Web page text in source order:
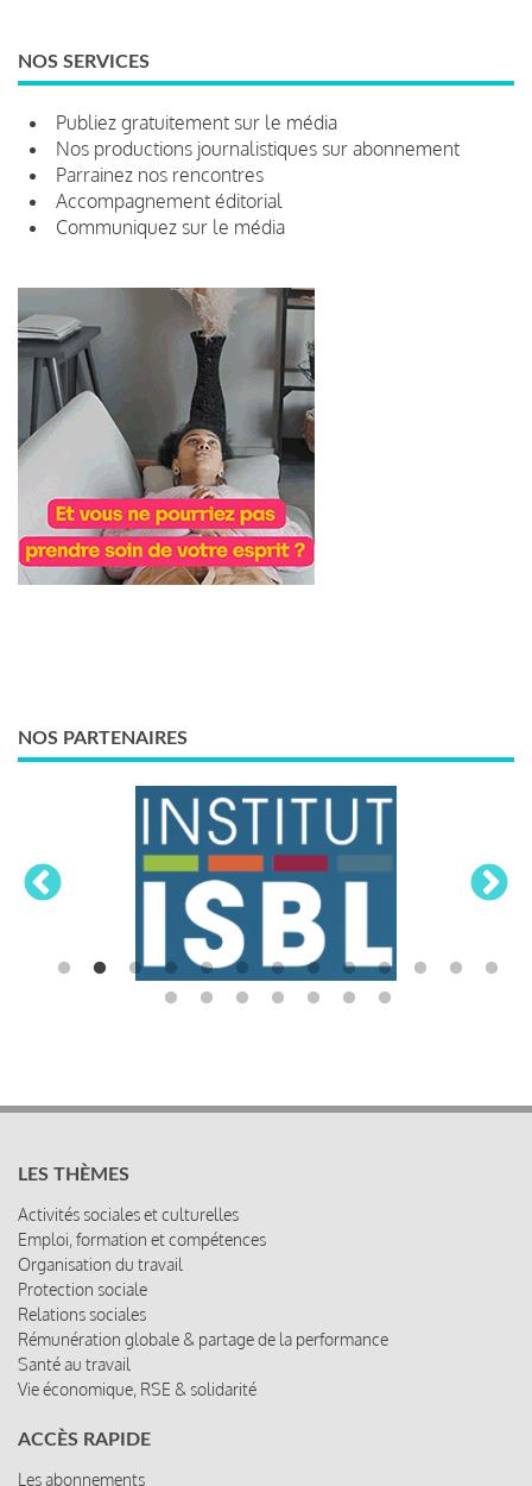
NOS SERVICES
Publiez gratuitement sur le média
Nos productions journalistiques sur abonnement
Parrainez nos rencontres
Accompagnement éditorial
Communiquez sur le média
NOS PARTENAIRES
LES THÈMES
Activités sociales et culturelles
Emploi, formation et compétences
Organisation du travail
Protection sociale
Relations sociales
Rémunération globale & partage de la performance
Santé au travail
Vie économique, RSE & solidarité
ACCÈS RAPIDE
Les abonnements